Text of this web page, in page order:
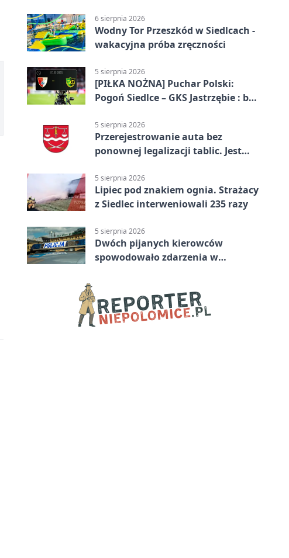
6 sierpnia 2026
Wodny Tor Przeszkód w Siedlcach -
wakacyjna próba zręczności
5 sierpnia 2026
[PIŁKA NOŻNA] Puchar Polski:
Pogoń Siedlce – GKS Jastrzębie : bez
5 sierpnia 2026
Przerejestrowanie auta bez
ponownej legalizacji tablic. Jest
5 sierpnia 2026
Lipiec pod znakiem ognia. Strażacy
z Siedlec interweniowali 235 razy
5 sierpnia 2026
Dwóch pijanych kierowców
spowodowało zdarzenia w